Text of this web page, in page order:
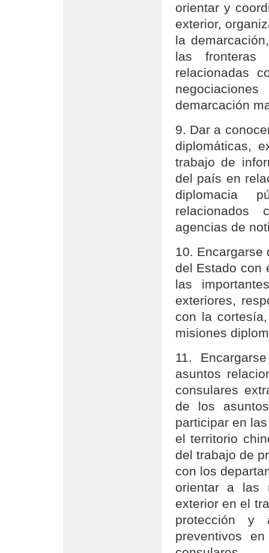
orientar y
exterior,
la
las fronteras
relacionadas
demarcación
9. Dar a
diplomáticas,
trabajo de
del país en
diplomacia
relacionados
agencias de
10. Encargarse
del Estado con
las
exteriores,
con la
misiones
11.
asuntos
consulares
de los
participar en
el territorio
del trabajo de
con los
orientar a las
exterior en el
protección y
preventivos